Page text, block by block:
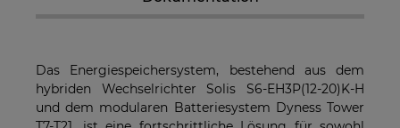
Das Energiespeichersystem, bestehend aus dem
hybriden Wechselrichter Solis S6-EH3P(12-20)K-H
und dem modularen Batteriesystem Dyness Tower